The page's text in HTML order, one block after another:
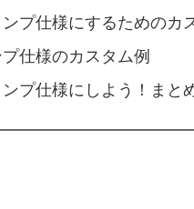
プ仕様にするためのカ
仕様のカスタム例
プ仕様にしよう！まと